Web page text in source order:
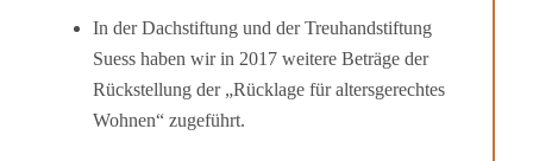
In der Dachstiftung und der Treuhandstiftung
Suess haben wir in 2017 weitere Beträge der
Rückstellung der „Rücklage für altersgerechtes
Wohnen“ zugeführt.